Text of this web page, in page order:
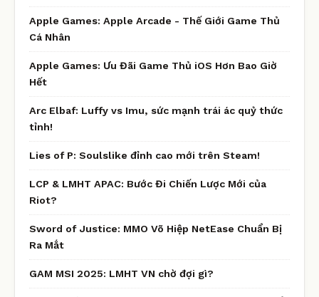
Apple Games: Apple Arcade - Thế Giới Game Thủ
Cá Nhân
Apple Games: Ưu Đãi Game Thủ iOS Hơn Bao Giờ
Hết
Arc Elbaf: Luffy vs Imu, sức mạnh trái ác quỷ thức
tỉnh!
Lies of P: Soulslike đỉnh cao mới trên Steam!
LCP & LMHT APAC: Bước Đi Chiến Lược Mới của
Riot?
Sword of Justice: MMO Võ Hiệp NetEase Chuẩn Bị
Ra Mắt
GAM MSI 2025: LMHT VN chờ đợi gì?